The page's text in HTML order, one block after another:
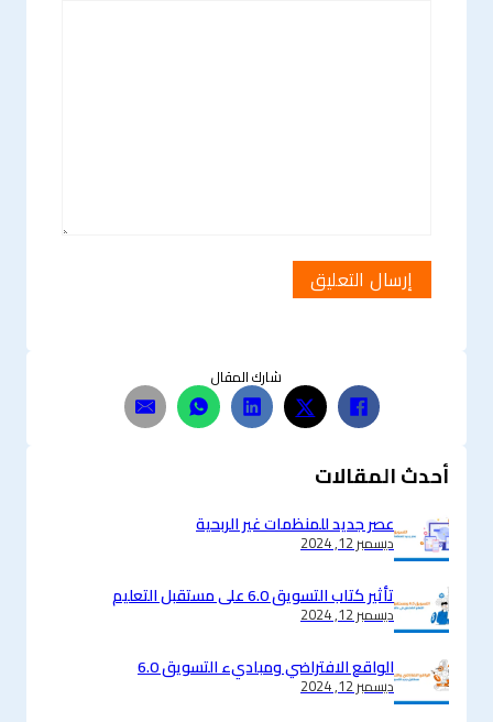
شارك المقال
أحدث المقالات
عصر جديد للمنظمات غير الربحية
ديسمبر 12, 2024
تأثير كتاب التسويق 6.0 على مستقبل التعليم
ديسمبر 12, 2024
الواقع الافتراضي ومباديء التسويق 6.0
ديسمبر 12, 2024